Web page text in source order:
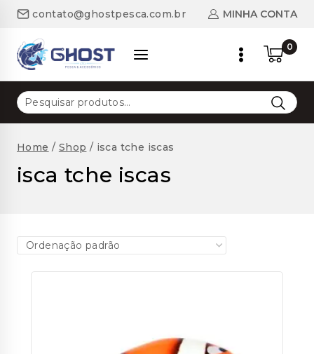
contato@ghostpesca.com.br MINHA CONTA
0
Pesquisar
por:
Home / Shop / isca tche iscas
isca tche iscas